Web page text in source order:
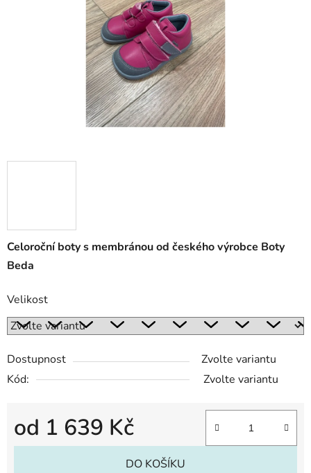
Celoroční boty s membránou od českého výrobce Boty
Beda
Velikost
Dostupnost
Zvolte variantu
Kód:
Zvolte variantu
od 1 639 Kč
Měrná cena:
DO KOŠÍKU